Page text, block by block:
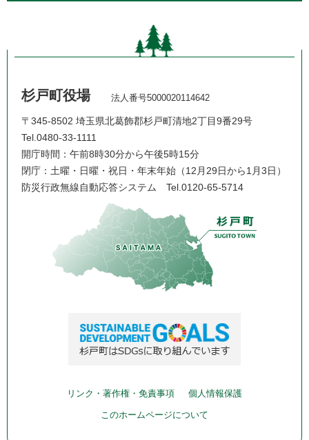
杉戸町役場 法人番号5000020114642
〒345-8502 埼玉県北葛飾郡杉戸町清地2丁目9番29号
Tel.0480-33-1111
開庁時間：午前8時30分から午後5時15分
閉庁：土曜・日曜・祝日・年末年始（12月29日から1月3日）
防災行政無線自動応答システム Tel.0120-65-5714
リンク・著作権・免責事項 個人情報保護
このホームページについて